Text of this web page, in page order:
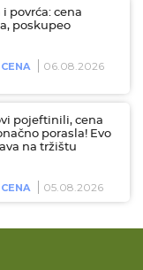
i povrća: cena
poskupeo
06.08.2026
pojeftinili, cena
porasla! Evo
na tržištu
05.08.2026